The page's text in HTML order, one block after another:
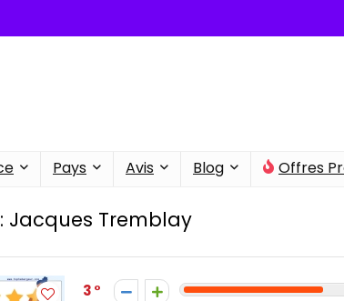
Pays Avis Blog Offres
Jacques Tremblay
3